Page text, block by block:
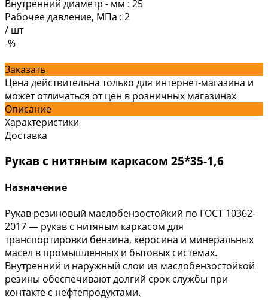
Внутренний диаметр - мм : 25
Рабочее давление, МПа : 2
/ шт
-%
Заказать
Цена действительна только для интернет-магазина и
может отличаться от цен в розничных магазинах
Описание
Характеристики
Доставка
Рукав с нитяным каркасом 25*35-1,6
Назначение
Рукав резиновый маслобензостойкий по ГОСТ 10362-
2017 — рукав с нитяным каркасом для
транспортировки бензина, керосина и минеральных
масел в промышленных и бытовых системах.
Внутренний и наружный слои из маслобензостойкой
резины обеспечивают долгий срок службы при
контакте с нефтепродуктами.